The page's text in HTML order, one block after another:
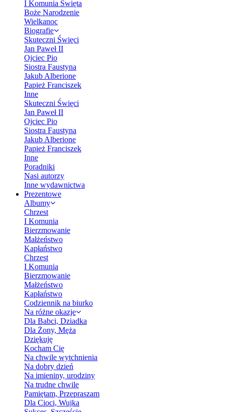
I Komunia Święta
Boże Narodzenie
Wielkanoc
Biografie
Skuteczni Święci
Jan Paweł II
Ojciec Pio
Siostra Faustyna
Jakub Alberione
Papież Franciszek
Inne
Skuteczni Święci
Jan Paweł II
Ojciec Pio
Siostra Faustyna
Jakub Alberione
Papież Franciszek
Inne
Poradniki
Nasi autorzy
Inne wydawnictwa
Prezentowe
Albumy
Chrzest
I Komunia
Bierzmowanie
Małżeństwo
Kapłaństwo
Chrzest
I Komunia
Bierzmowanie
Małżeństwo
Kapłaństwo
Codziennik na biurko
Na różne okazje
Dla Babci, Dziadka
Dla Żony, Męża
Dziękuję
Kocham Cię
Na chwile wytchnienia
Na dobry dzień
Na imieniny, urodziny
Na trudne chwile
Pamiętam, Przepraszam
Dla Cioci, Wujka